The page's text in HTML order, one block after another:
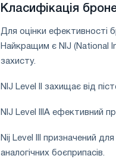
Класифікація
Для оцінки ефективності
Найкращим є NIJ (National
захисту.
NIJ Level II захищає від
NIJ Level IIIA ефективний
Nij Level III призначений
аналогічних боєприпасів.